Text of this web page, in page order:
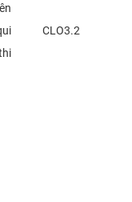
CLO3.2